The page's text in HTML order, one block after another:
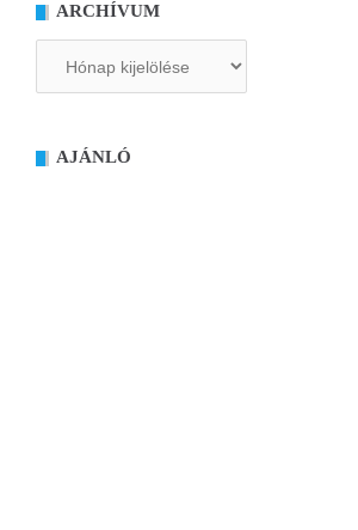
ARCHÍVUM
AJÁNLÓ